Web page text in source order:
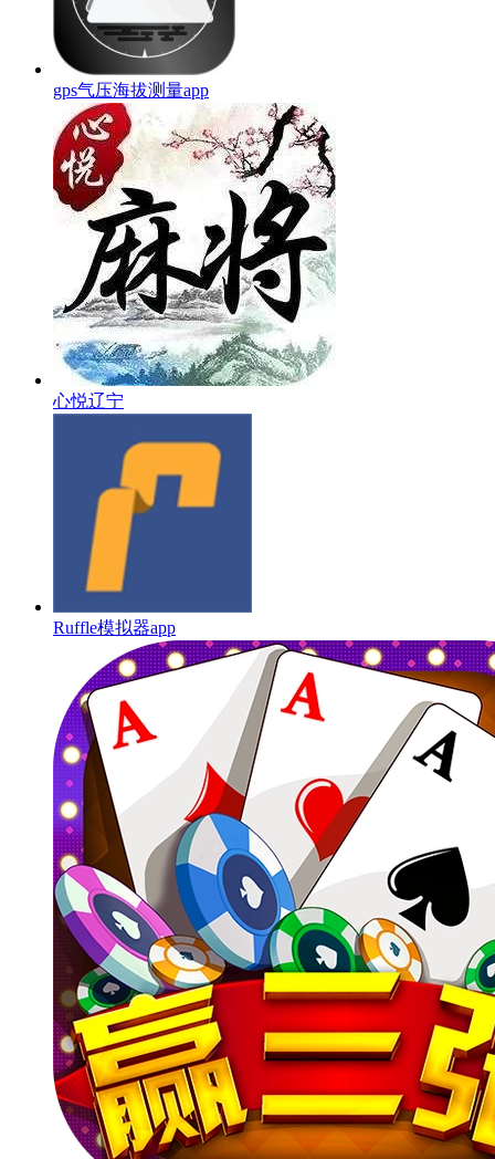
gps气压海拔测量app
心悦辽宁
Ruffle模拟器app